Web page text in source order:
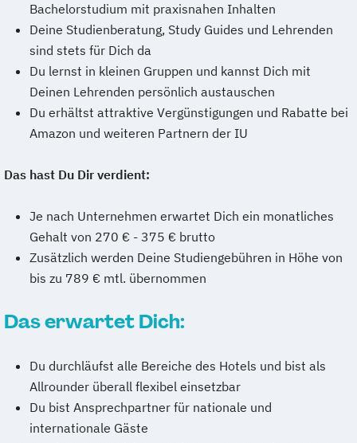
Bachelorstudium mit praxisnahen Inhalten
Deine Studienberatung, Study Guides und Lehrenden
sind stets für Dich da
Du lernst in kleinen Gruppen und kannst Dich mit
Deinen Lehrenden persönlich austauschen
Du erhältst attraktive Vergünstigungen und Rabatte bei
Amazon und weiteren Partnern der IU
Das hast Du Dir verdient:
Je nach Unternehmen erwartet Dich ein monatliches
Gehalt von 270 € - 375 € brutto
Zusätzlich werden Deine Studiengebühren in Höhe von
bis zu 789 € mtl. übernommen
Das erwartet Dich:
Du durchläufst alle Bereiche des Hotels und bist als
Allrounder überall flexibel einsetzbar
Du bist Ansprechpartner für nationale und
internationale Gäste